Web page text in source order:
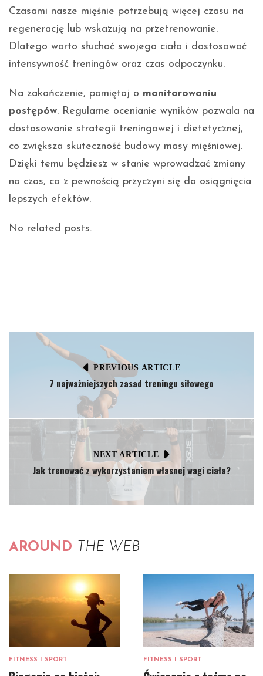
Czasami nasze mięśnie potrzebują więcej czasu na
regenerację lub wskazują na przetrenowanie.
Dlatego warto słuchać swojego ciała i dostosować
intensywność treningów oraz czas odpoczynku.
Na zakończenie, pamiętaj o monitorowaniu
postępów. Regularne ocenianie wyników pozwala na
dostosowanie strategii treningowej i dietetycznej,
co zwiększa skuteczność budowy masy mięśniowej.
Dzięki temu będziesz w stanie wprowadzać zmiany
na czas, co z pewnością przyczyni się do osiągnięcia
lepszych efektów.
No related posts.
PREVIOUS ARTICLE
7 najważniejszych zasad treningu siłowego
NEXT ARTICLE
Jak trenować z wykorzystaniem własnej wagi ciała?
AROUND THE WEB
FITNESS I SPORT FITNESS I SPORT